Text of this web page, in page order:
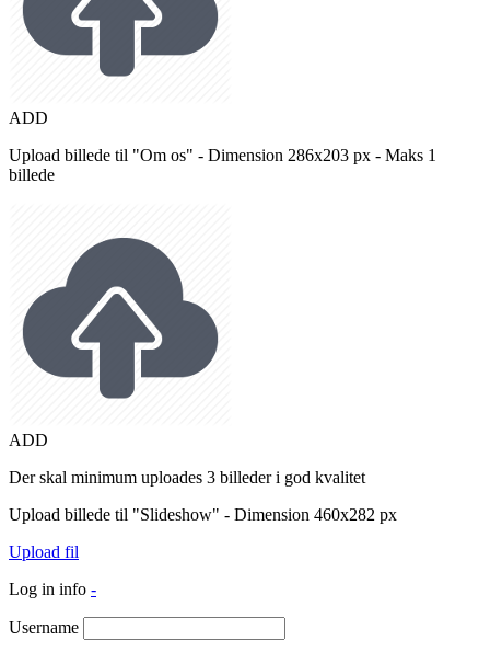
ADD
Upload billede til "Om os" - Dimension 286x203 px - Maks 1
billede
ADD
Der skal minimum uploades 3 billeder i god kvalitet
Upload billede til "Slideshow" - Dimension 460x282 px
Upload fil
Log in info -
Username